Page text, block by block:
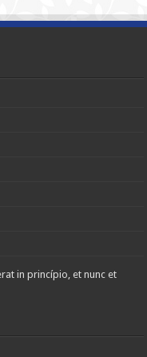
in princípio, et nunc et